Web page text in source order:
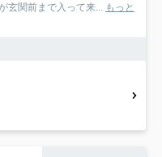
玄関前まで入って来... もっと